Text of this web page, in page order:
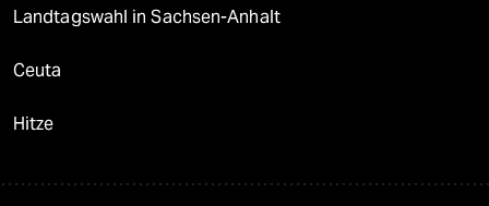
Landtagswahl in Sachsen-Anhalt
Ceuta
Hitze